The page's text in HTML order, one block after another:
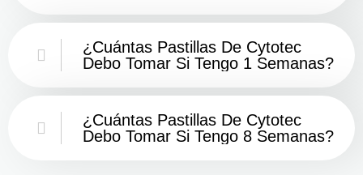
¿Cuántas Pastillas De Cytotec
Debo Tomar Si Tengo 1 Semanas?
¿Cuántas Pastillas De Cytotec
Debo Tomar Si Tengo 8 Semanas?